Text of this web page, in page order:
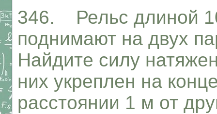
346. Рельс длиной
поднимают на двух
Найдите силу
них укреплен на
расстоянии 1 м от